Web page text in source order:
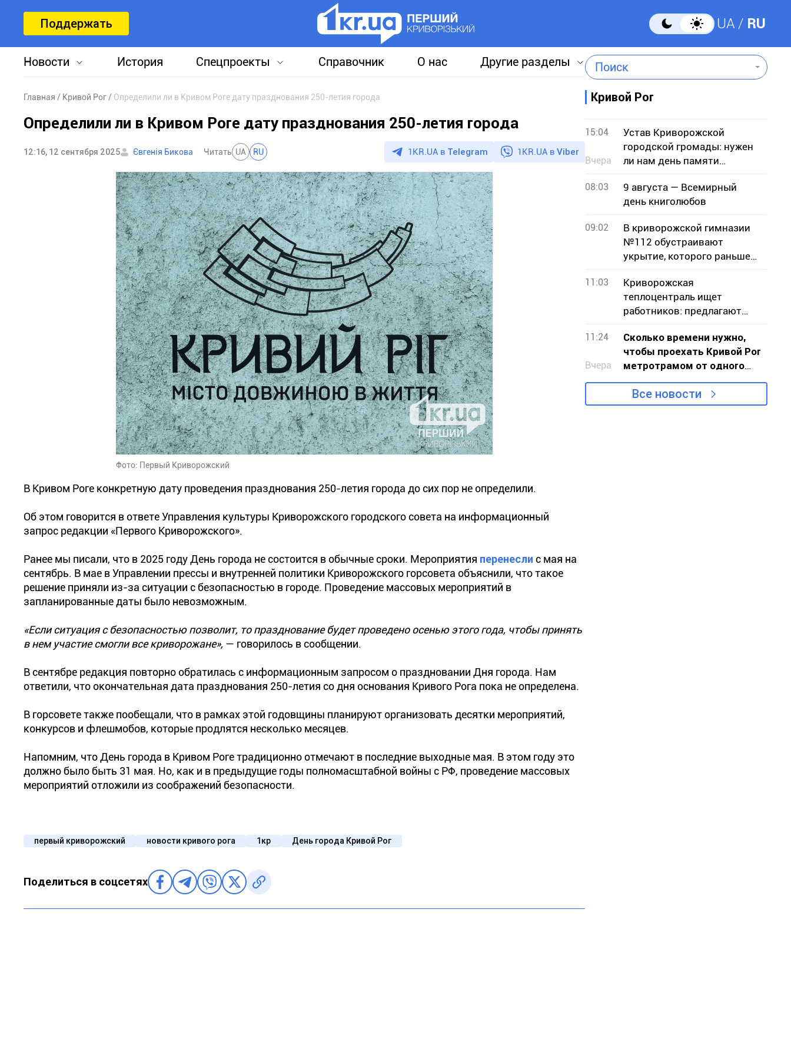
Поддержать UA RU
Новости История Спецпроекты Справочник О нас Другие разделы Поиск
Главная Кривой Рог Определили ли в Кривом Роге дату празднования 250-летия города
Определили ли в Кривом Роге дату празднования 250-летия города
12:16, 12 сентября 2025 Євгенія Бикова Читать UA RU 1KR.UA в Telegram 1KR.UA в Viber
Фото: Первый Криворожский
В Кривом Роге конкретную дату проведения празднования 250-летия города до сих пор не определили.
Об этом говорится в ответе Управления культуры Криворожского городского совета на информационный
запрос редакции «Первого Криворожского».
Ранее мы писали, что в 2025 году День города не состоится в обычные сроки. Мероприятия перенесли с мая на
сентябрь. В мае в Управлении прессы и внутренней политики Криворожского горсовета объяснили, что такое
решение приняли из-за ситуации с безопасностью в городе. Проведение массовых мероприятий в
запланированные даты было невозможным.
«Если ситуация с безопасностью позволит, то празднование будет проведено осенью этого года, чтобы принять
в нем участие смогли все криворожане», — говорилось в сообщении.
В сентябре редакция повторно обратилась с информационным запросом о праздновании Дня города. Нам
ответили, что окончательная дата празднования 250-летия со дня основания Кривого Рога пока не определена.
В горсовете также пообещали, что в рамках этой годовщины планируют организовать десятки мероприятий,
конкурсов и флешмобов, которые продлятся несколько месяцев.
Напомним, что День города в Кривом Роге традиционно отмечают в последние выходные мая. В этом году это
должно было быть 31 мая. Но, как и в предыдущие годы полномасштабной войны с РФ, проведение массовых
мероприятий отложили из соображений безопасности.
первый криворожский новости кривого рога 1кр День города Кривой Рог
Поделиться в соцсетях
Кривой Рог
15:04
Вчера
Устав Криворожской
городской громады: нужен
ли нам день памяти
умерших городских голов?
08:03
9 августа — Всемирный
день книголюбов
09:02
В криворожской гимназии
№112 обустраивают
укрытие, которого раньше
не было
11:03
Криворожская
теплоцентраль ищет
работников: предлагают
100% бронирование
11:24
Вчера
Сколько времени нужно,
чтобы проехать Кривой Рог
метротрамом от одного
конца к другому
Все новости